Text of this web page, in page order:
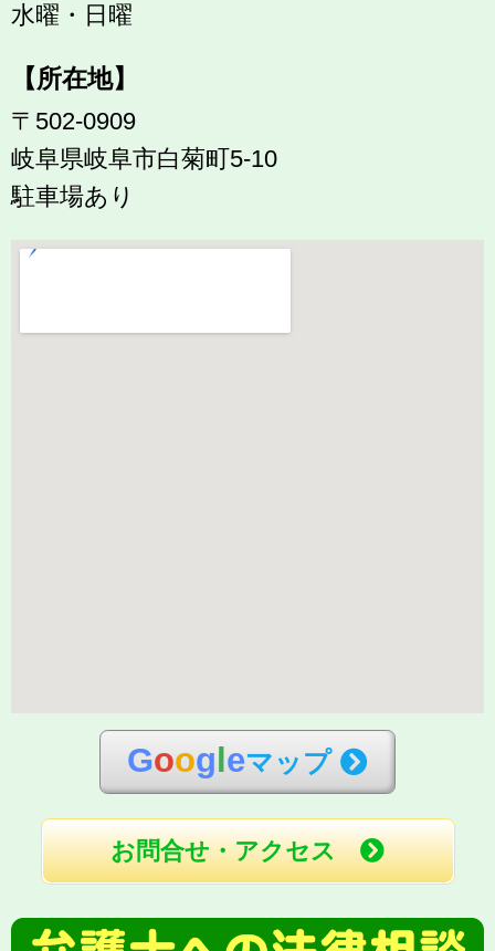
水曜・日曜
【所在地】
〒502-0909
岐阜県岐阜市白菊町5-10
駐車場あり
Goog eマップ
お問合せ・アクセス